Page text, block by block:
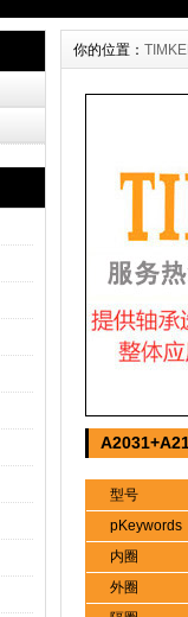
你的位置：
型号
pKeywords
内圈
外圈